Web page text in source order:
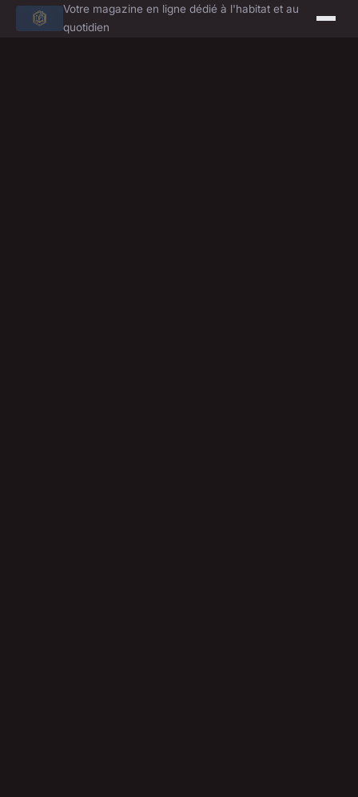
Votre magazine en ligne dédié à l'habitat et au
quotidien